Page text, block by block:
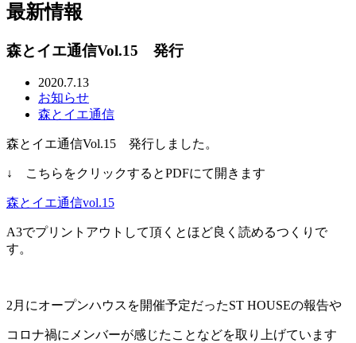
最新情報
森とイエ通信Vol.15 発行
2020.7.13
お知らせ
森とイエ通信
森とイエ通信Vol.15 発行しました。
↓ こちらをクリックするとPDFにて開きます
森とイエ通信vol.15
A3でプリントアウトして頂くとほど良く読めるつくりで
す。
2月にオープンハウスを開催予定だったST HOUSEの報告や
コロナ禍にメンバーが感じたことなどを取り上げています